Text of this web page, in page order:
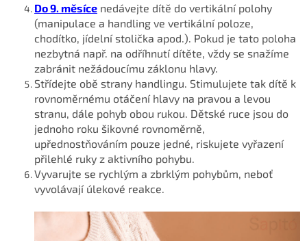
Do 9. měsíce nedávejte dítě do vertikální polohy
(manipulace a handling ve vertikální poloze,
chodítko, jídelní stolička apod.). Pokud je tato poloha
nezbytná např. na odříhnutí dítěte, vždy se snažíme
zabránit nežádoucímu záklonu hlavy.
Střídejte obě strany handlingu. Stimulujete tak dítě k
rovnoměrnému otáčení hlavy na pravou a levou
stranu, dále pohyb obou rukou. Dětské ruce jsou do
jednoho roku šikovné rovnoměrně,
upřednostňováním pouze jedné, riskujete vyřazení
přilehlé ruky z aktivního pohybu.
Vyvarujte se rychlým a zbrklým pohybům, neboť
vyvolávají úlekové reakce.